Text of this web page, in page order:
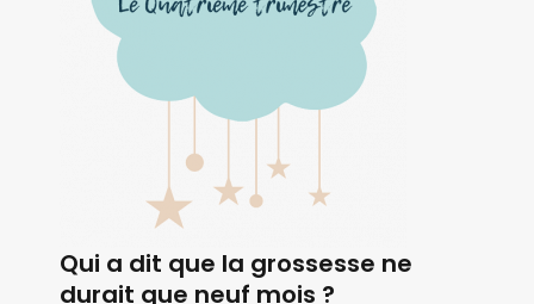
Qui a dit que la grossesse ne
durait que neuf mois ?